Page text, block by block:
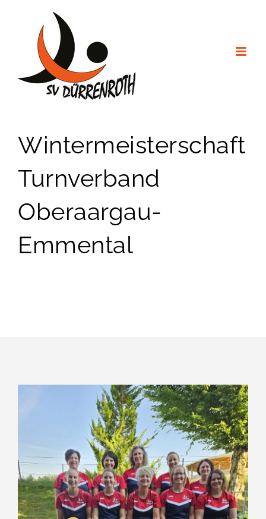
springen
Wintermeisterschaft
Turnverband
Oberaargau-
Emmental